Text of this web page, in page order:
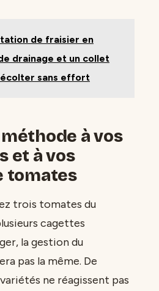
de fraisier en
drainage et un collet
sans effort
à vos
et à vos
tomates
trois tomates du
cagettes
la gestion du
pas la même. De
ne réagissent pas